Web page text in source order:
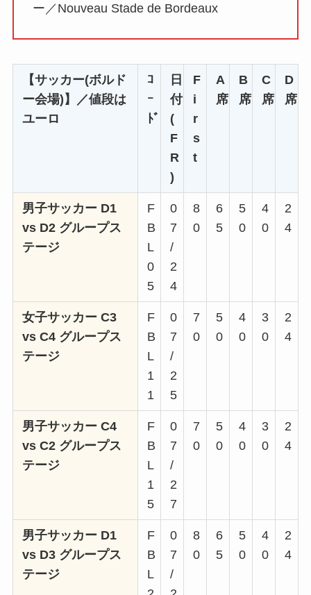
ー／Nouveau Stade de Bordeaux
【サッカー(ボルド
ー会場)】／値段は
ユーロ
ｺ
ｰ
ﾄﾞ
日
付
(
F
R
)
F
i
r
s
t
A
席
B
席
C
席
D
席
男子サッカー D1
vs D2 グループス
テージ
F
B
L
0
5
0
7
/
2
4
8
0
6
5
5
0
4
0
2
4
女子サッカー C3
vs C4 グループス
テージ
F
B
L
1
1
0
7
/
2
5
7
0
5
0
4
0
3
0
2
4
男子サッカー C4
vs C2 グループス
テージ
F
B
L
1
5
0
7
/
2
7
7
0
5
0
4
0
3
0
2
4
男子サッカー D1
vs D3 グループス
テージ
F
B
L
0
7
/
8
0
6
5
5
0
4
0
2
4